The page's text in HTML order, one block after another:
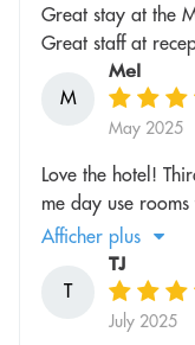
Great stay at the
Great staff at
M
Mel
May 2025
Love the hotel!
me day use
Afficher plus
T
TJ
July 2025